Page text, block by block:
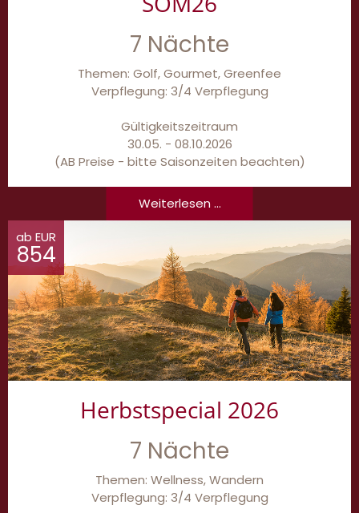
7 Nächte
Themen: Golf, Gourmet, Greenfee
Verpflegung: 3/4 Verpflegung
Gültigkeitszeitraum
30.05. - 08.10.2026
(AB Preise - bitte Saisonzeiten beachten)
Weiterlesen ...
ab EUR
854
Herbstspecial 2026
7 Nächte
Themen: Wellness, Wandern
Verpflegung: 3/4 Verpflegung